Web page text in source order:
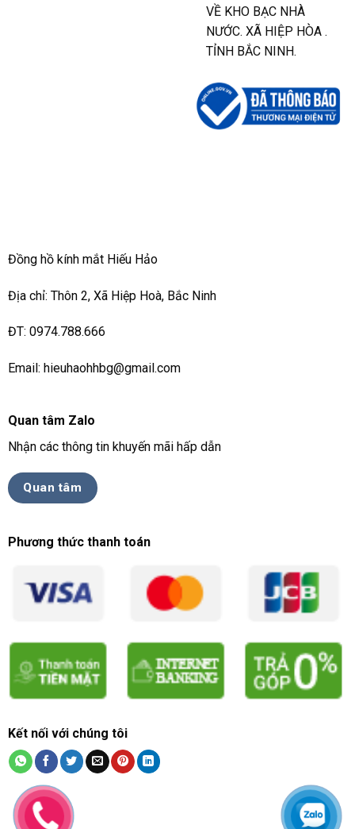
VỀ KHO BẠC NHÀ
NƯỚC. XÃ HIỆP HÒA .
TỈNH BẮC NINH.
Đồng hồ kính mắt Hiếu Hảo
Địa chỉ: Thôn 2, Xã Hiệp Hoà, Bắc Ninh
ĐT: 0974.788.666
Email: hieuhaohhbg@gmail.com
Quan tâm Zalo
Nhận các thông tin khuyến mãi hấp dẫn
Quan tâm
Phương thức thanh toán
Kết nối với chúng tôi